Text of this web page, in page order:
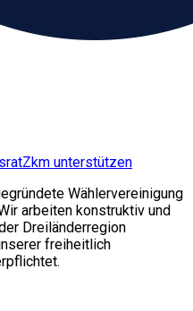
Zkm unterstützen
Wählervereinigung
arbeiten konstruktiv und
Dreiländerregion
freiheitlich